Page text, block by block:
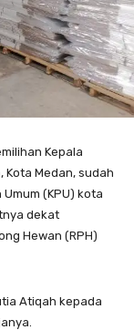
Kepala
Kota Medan, sudah
(KPU) kota
dekat
Hewan (RPH)
Atiqah kepada